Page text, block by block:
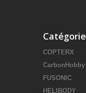
COPTERX
CarbonHobby
FUSONIC
HELIBODY